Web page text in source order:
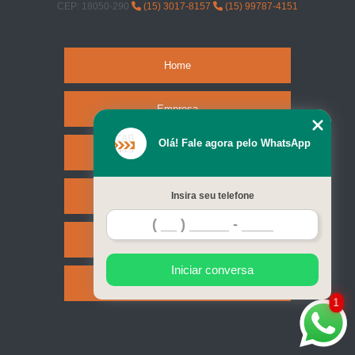
cotação de placas de sinalização rodovia Parque das Paineiras
cotação de placas de sinalização rodovia Jardim Bandeirantes
placa de sinalização de obras em rodovia Boituva
placas de sinalização de vias urbanas rodovia Votorantim
placa de sinalização em rodovia Jardim Europa
cotação de placas de sinalização de rodovias que indicam velocidade
placas de sinalização de obras em rodovia valores Parque dos Eucaliptos
placa de sinalização de rodovias que indicam velocidade Araçoiaba da
CEP: 18050-290
(15) 3017-8157 (15) 99787-4151
Home
Empresa
Serviços
Contato
Mapa do site
1
Olá! Fale agora pelo WhatsApp
Insira seu telefone
Iniciar conversa